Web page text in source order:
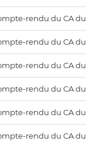
rendu du CA du
rendu du CA
rendu du CA
rendu du CA du
rendu du CA du
rendu du CA du